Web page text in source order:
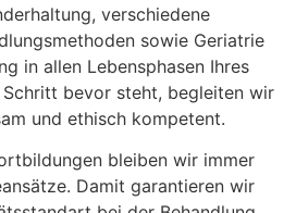
verschiedene
sowie Geriatrie
in allen Lebensphasen Ihres
bevor steht, begleiten wir
und ethisch kompetent.
bleiben wir immer
Damit garantieren wir